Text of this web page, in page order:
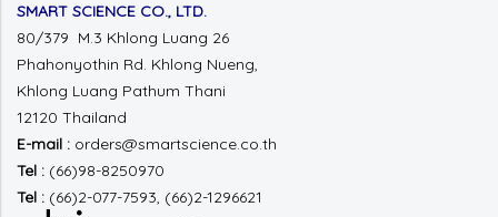
SMART SCIENCE CO., LTD.
80/379 M.3 Khlong Luang 26
Phahonyothin Rd. Khlong Nueng,
Khlong Luang Pathum Thani
12120 Thailand
E-mail : orders@smartscience.co.th
Tel : (66)98-8250970
Tel : (66)2-077-7593, (66)2-1296621